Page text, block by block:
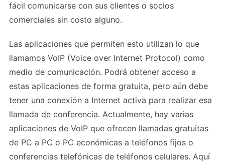
fácil comunicarse con sus clientes o socios
comerciales sin costo alguno.
Las aplicaciones que permiten esto utilizan lo que
llamamos VoIP (Voice over Internet Protocol) como
medio de comunicación. Podrá obtener acceso a
estas aplicaciones de forma gratuita, pero aún debe
tener una conexión a Internet activa para realizar esa
llamada de conferencia. Actualmente, hay varias
aplicaciones de VoIP que ofrecen llamadas gratuitas
de PC a PC o PC económicas a teléfonos fijos o
conferencias telefónicas de teléfonos celulares. Aquí